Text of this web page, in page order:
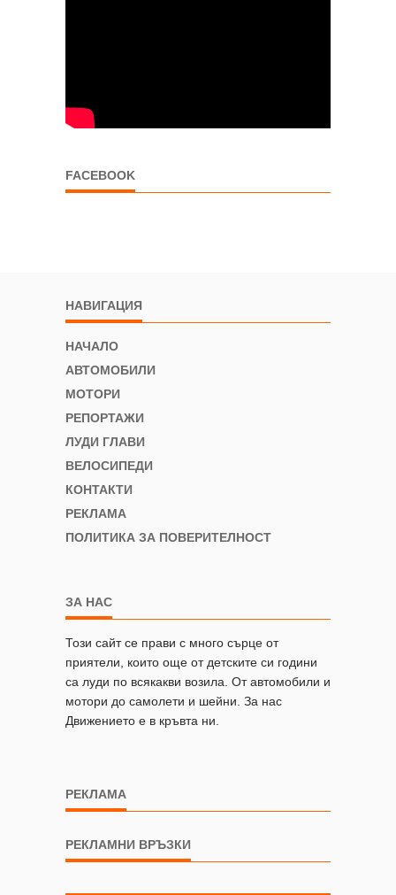
FACEBOOK
НАВИГАЦИЯ
НАЧАЛО
АВТОМОБИЛИ
МОТОРИ
РЕПОРТАЖИ
ЛУДИ ГЛАВИ
ВЕЛОСИПЕДИ
КОНТАКТИ
РЕКЛАМА
ПОЛИТИКА ЗА ПОВЕРИТЕЛНОСТ
ЗА НАС
Този сайт се прави с много сърце от
приятели, които още от детските си години
са луди по всякакви возила. От автомобили и
мотори до самолети и шейни. За нас
Движението е в кръвта ни.
РЕКЛАМА
РЕКЛАМНИ ВРЪЗКИ